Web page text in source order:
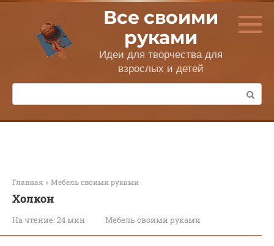
Перейти
контенту
Все своими
руками
Идеи для творчества для
взрослых и детей
Поиск:
Главная » Мебель своими руками
Холкон
На чтение: 24 мин Мебель своими руками